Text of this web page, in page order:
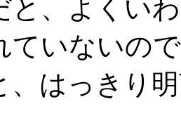
と、よくい
ていないの
、はっきり